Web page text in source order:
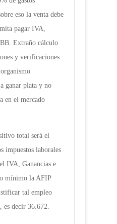
eso la venta debe
pagar IVA,
Extraño cálculo
y verificaciones
ganar plata y no
en el mercado
total será el
impuestos laborales
IVA, Ganancias e
mínimo la AFIP
tal empleo
es decir 36.672.